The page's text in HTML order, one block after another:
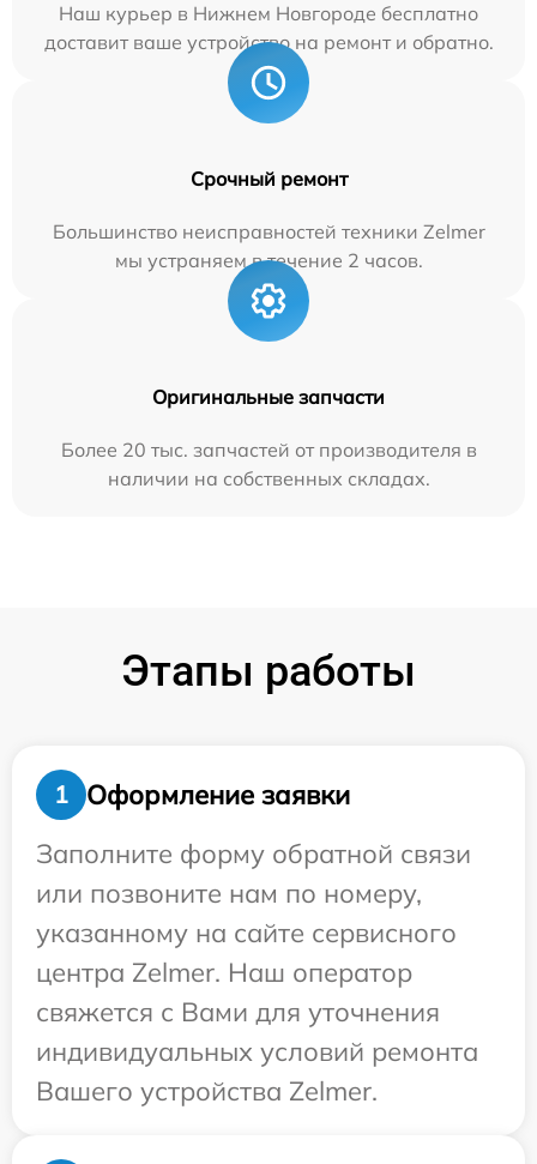
Наш курьер в Нижнем Новгороде бесплатно
доставит ваше устройство на ремонт и обратно.
Срочный ремонт
Большинство неисправностей техники Zelmer
мы устраняем в течение 2 часов.
Оригинальные запчасти
Более 20 тыс. запчастей от производителя в
наличии на собственных складах.
Этапы работы
1
Оформление заявки
Заполните форму обратной связи
или позвоните нам по номеру,
указанному на сайте сервисного
центра Zelmer. Наш оператор
свяжется с Вами для уточнения
индивидуальных условий ремонта
Вашего устройства Zelmer.